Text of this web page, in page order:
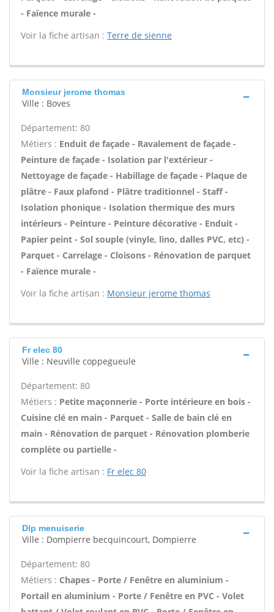
- Faïence murale -
Voir la fiche artisan : Terre de sienne
Monsieur jerome thomas
Ville : Boves
Département: 80
Métiers : Enduit de façade - Ravalement de façade -
Peinture de façade - Isolation par l'extérieur -
Nettoyage de façade - Habillage de façade - Plaque de
plâtre - Faux plafond - Plâtre traditionnel - Staff -
Isolation phonique - Isolation thermique des murs
intérieurs - Peinture - Peinture décorative - Enduit -
Papier peint - Sol souple (vinyle, lino, dalles PVC, etc) -
Parquet - Carrelage - Cloisons - Rénovation de parquet
- Faïence murale -
Voir la fiche artisan : Monsieur jerome thomas
Fr elec 80
Ville : Neuville coppegueule
Département: 80
Métiers : Petite maçonnerie - Porte intérieure en bois -
Cuisine clé en main - Parquet - Salle de bain clé en
main - Rénovation de parquet - Rénovation plomberie
complète ou partielle -
Voir la fiche artisan : Fr elec 80
Dlp menuiserie
Ville : Dompierre becquincourt, Dompierre
Département: 80
Métiers : Chapes - Porte / Fenêtre en aluminium -
Portail en aluminium - Porte / Fenêtre en PVC - Volet